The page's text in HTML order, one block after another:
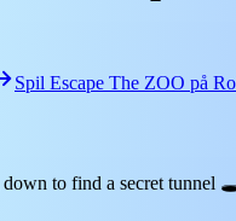
Spil Escape The ZOO på
to find a secret